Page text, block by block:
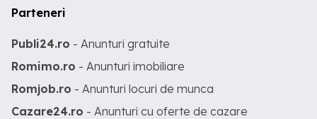
Parteneri
Publi24.ro - Anunturi gratuite
Romimo.ro - Anunturi imobiliare
Romjob.ro - Anunturi locuri de munca
Cazare24.ro - Anunturi cu oferte de cazare